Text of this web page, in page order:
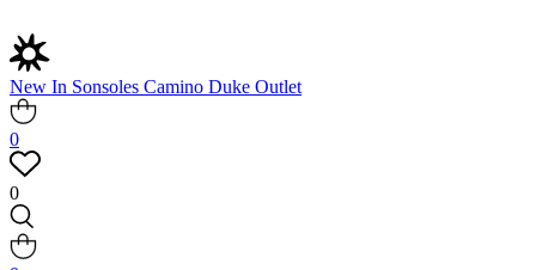
New In Sonsoles Camino Duke Outlet
0
0